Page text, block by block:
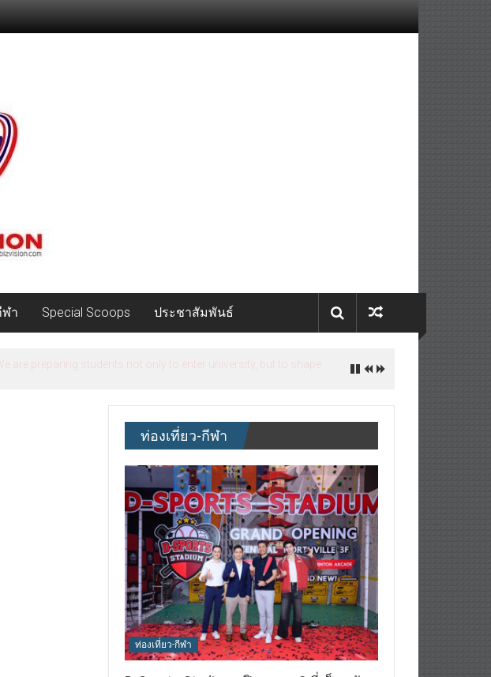
ฬา Special Scoops ประชาสัมพันธ์
are preparing students not only to enter university, but to shape
ท่องเที่ยว-กีฬา
ท่องเที่ยว-กีฬา